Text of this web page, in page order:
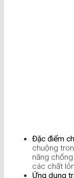
Đặc điểm
chuộng
năng
các chất
Ứng dụng